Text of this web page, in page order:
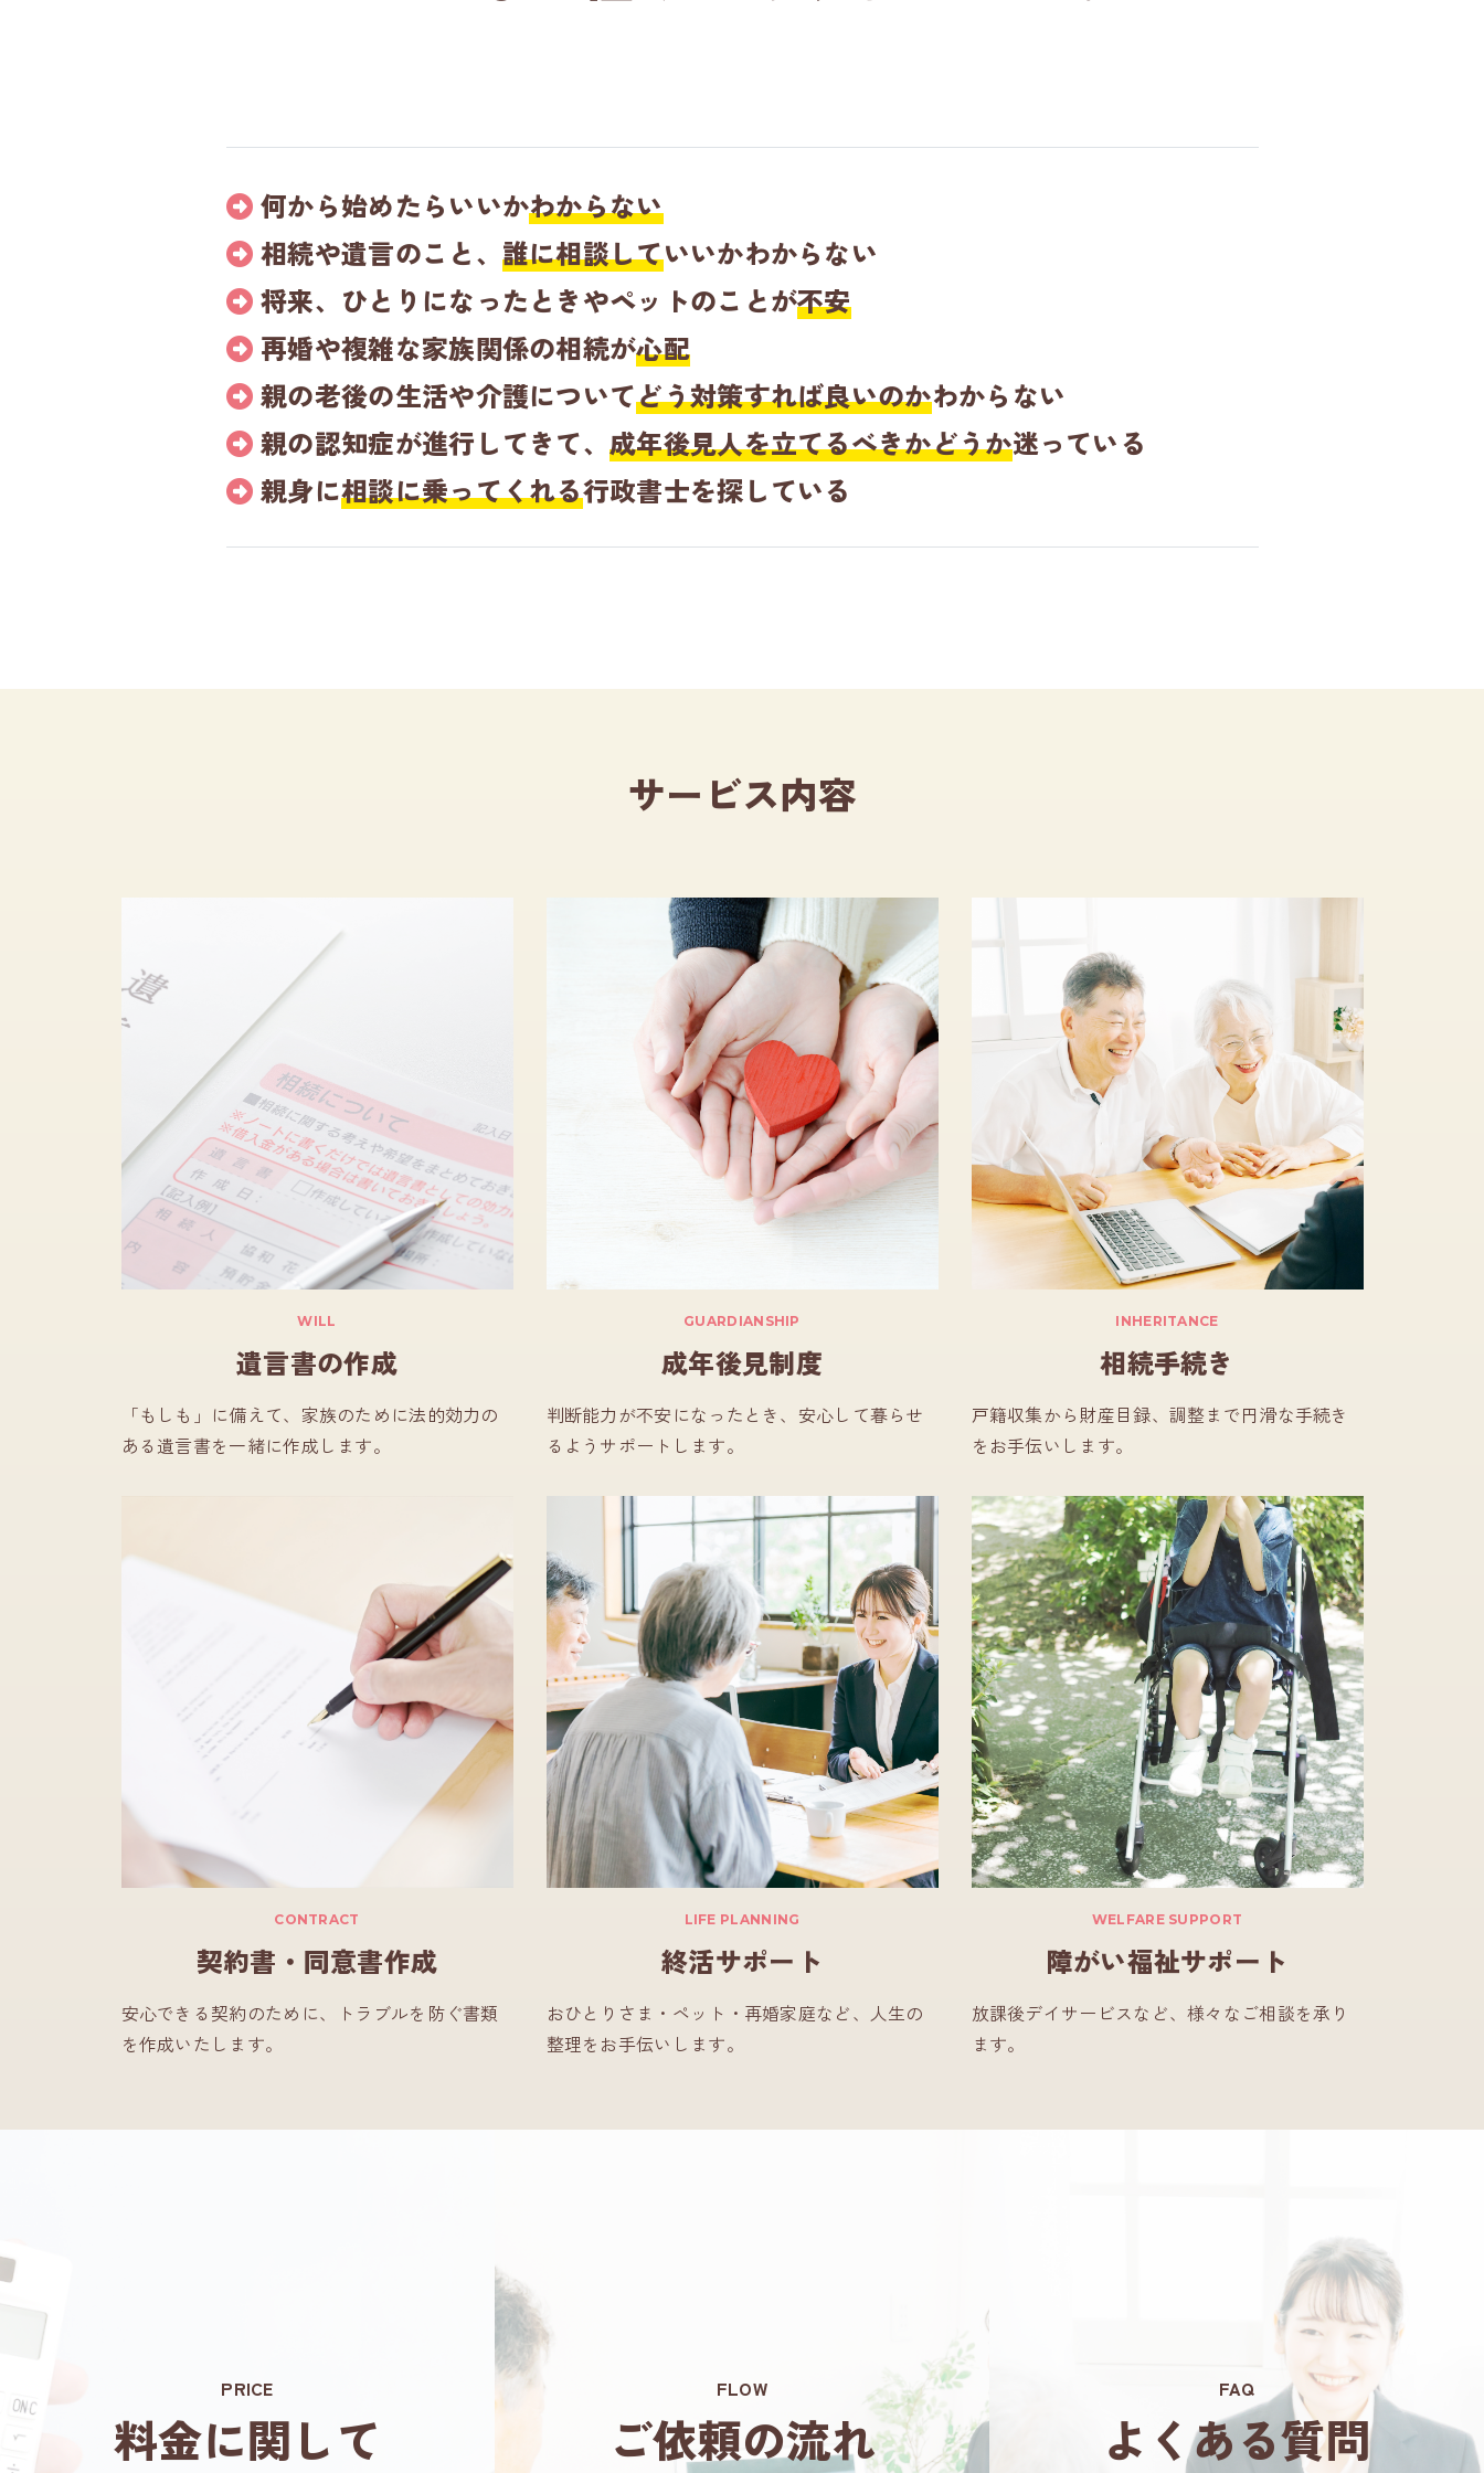
何から始めたらいいかわからない
相続や遺言のこと、 誰に相談していいかわからない
将来、ひとりになったときやペットのことが不安
再婚や複雑な家族関係の相続が心配
親の老後の生活や介護についてどう対策すれば良いのかわからない
親の認知症が進行してきて、成年後見人を立てるべきかどうか迷っている
親身に相談に乗ってくれる行政書士を探している
サービス内容
WILL
遺言書の作成
「もしも」に備えて、家族のために法的効力の
ある遺言書を一緒に作成します。
GUARDIANSHIP
成年後見制度
判断能力が不安になったとき、安心して暮らせ
るようサポートします。
INHERITANCE
相続手続き
戸籍収集から財産目録、調整まで円滑な手続き
をお手伝いします。
CONTRACT
契約書・同意書作成
安心できる契約のために、トラブルを防ぐ書類
を作成いたします。
LIFE PLANNING
終活サポート
おひとりさま・ペット・再婚家庭など、人生の
整理をお手伝いします。
WELFARE SUPPORT
障がい福祉サポート
放課後デイサービスなど、様々なご相談を承り
ます。
PRICE
料金に関して
FLOW
ご依頼の流れ
FAQ
よくある質問